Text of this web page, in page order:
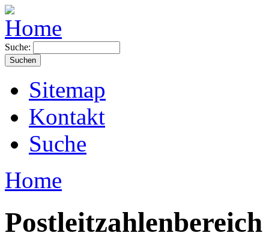
Suche:
Sitemap
Kontakt
Suche
Home
Postleitzahlenbereich